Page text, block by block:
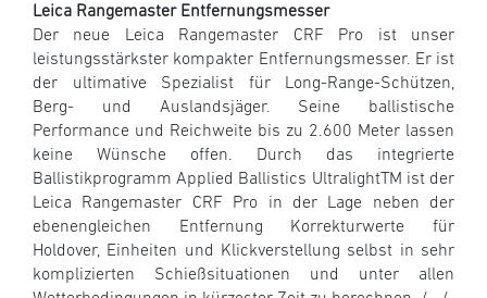
Leica Rangemaster Entfernungsmesser
Der neue Leica Rangemaster CRF Pro ist unser
leistungsstärkster kompakter Entfernungsmesser. Er ist
der ultimative Spezialist für Long-Range-Schützen,
Berg- und Auslandsjäger. Seine ballistische
Performance und Reichweite bis zu 2.600 Meter lassen
keine Wünsche offen. Durch das integrierte
Ballistikprogramm Applied Ballistics UltralightTM ist der
Leica Rangemaster CRF Pro in der Lage neben der
ebenengleichen Entfernung Korrekturwerte für
Holdover, Einheiten und Klickverstellung selbst in sehr
komplizierten Schießsituationen und unter allen